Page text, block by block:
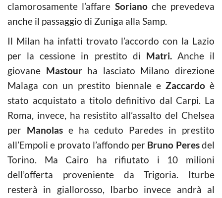
clamorosamente l’affare Sorianoche prevedeva
anche il passaggio di Zuniga alla Samp.
Il Milan ha infatti trovato l’accordo con la Lazio
per la cessione in prestito di Matri.Anche il
giovane Mastourha lasciato Milano direzione
Malaga con un prestito biennale e Zaccardoè
stato acquistato a titolo definitivo dal Carpi. La
Roma, invece, ha resistito all’assalto del Chelsea
per Manolase ha ceduto Paredes in prestito
all’Empoli e provato l’affondo per Bruno Peresdel
Torino. Ma Cairo ha rifiutato i 10 milioni
dell’offerta proveniente da Trigoria. Iturbe
resterà in giallorosso, Ibarbo invece andrà al